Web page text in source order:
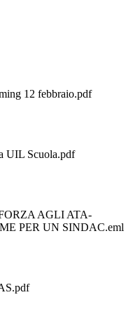
12 febbraio.pdf
UIL Scuola.pdf
AGLI ATA-
PER UN SINDAC.eml